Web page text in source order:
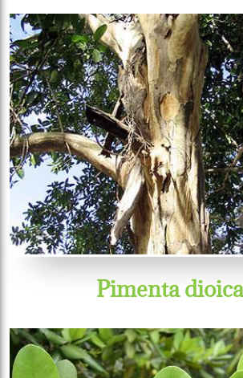
Pimenta dioica